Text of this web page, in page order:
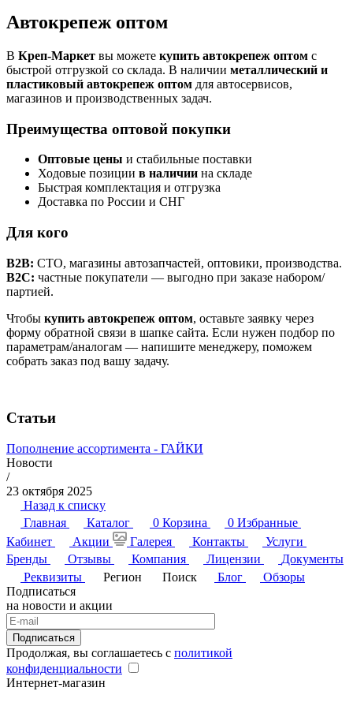
Автокрепеж оптом
В Креп-Маркет вы можете купить автокрепеж оптом с
быстрой отгрузкой со склада. В наличии металлический и
пластиковый автокрепеж оптом для автосервисов,
магазинов и производственных задач.
Преимущества оптовой покупки
Оптовые цены и стабильные поставки
Ходовые позиции в наличии на складе
Быстрая комплектация и отгрузка
Доставка по России и СНГ
Для кого
B2B: СТО, магазины автозапчастей, оптовики, производства.
B2C: частные покупатели — выгодно при заказе набором/
партией.
Чтобы купить автокрепеж оптом, оставьте заявку через
форму обратной связи в шапке сайта. Если нужен подбор по
параметрам/аналогам — напишите менеджеру, поможем
собрать заказ под вашу задачу.
Статьи
Пополнение ассортимента - ГАЙКИ
Новости
/
23 октября 2025
Назад к списку
Главная
Каталог 0 Корзина 0 Избранные
Кабинет
Акции Галерея Контакты
Услуги
Бренды
Отзывы Компания Лицензии
Документы
Реквизиты
Регион Поиск Блог
Обзоры
Подписаться
на новости и акции
Подписаться
Продолжая, вы соглашаетесь с политикой
конфиденциальности
Интернет-магазин